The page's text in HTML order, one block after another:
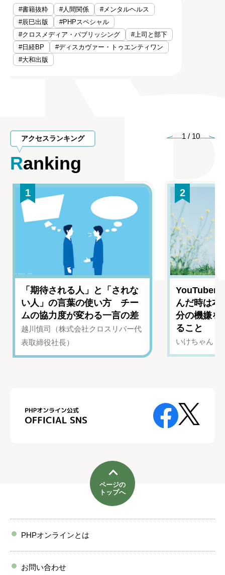
#書籍抜粋 #人間関係
#メンタルヘルス
#辰巳出版
#PHPスペシャル
#クロスメディア・パブリッシング
#上司と部下
#日経BP
#ディスカヴァー・トゥエンティワン
#大和出版
アクセスランキング
Ranking
1 / 10
1
「期待される人」と「されな
い人」の言葉の使い方 チー
ムの協力度が変わる一言の差
越川慎司（株式会社クロスリバー代
表取締役社長）
2
YouTuber
んだ時は
分の機嫌を
ること
いけちゃん（
ページの
トップへ
PHPオンラインとは
お問い合わせ